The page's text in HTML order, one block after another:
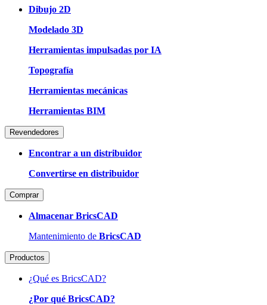
Dibujo 2D
Modelado 3D
Herramientas impulsadas por IA
Topografía
Herramientas mecánicas
Herramientas BIM
Revendedores
Encontrar a un distribuidor
Convertirse en distribuidor
Comprar
Almacenar BricsCAD
Mantenimiento de BricsCAD
Productos
¿Qué es BricsCAD?
¿Por qué BricsCAD?